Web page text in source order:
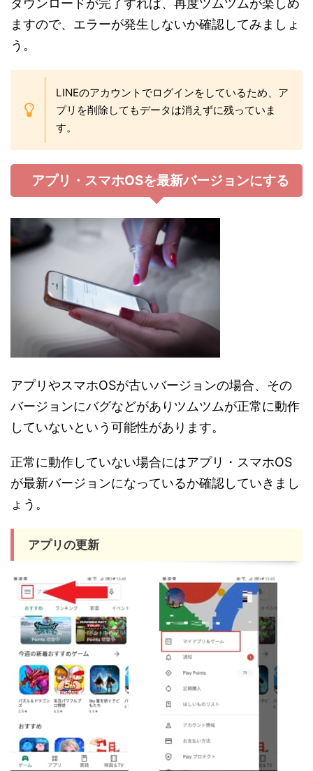
ダウンロードが完了すれば、再度ツムツムが楽しめ
ますので、エラーが発生しないか確認してみましょ
う。
LINEのアカウントでログインをしているため、ア
プリを削除してもデータは消えずに残っていま
す。
アプリ・スマホOSを最新バージョンにする
アプリやスマホOSが古いバージョンの場合、その
バージョンにバグなどがありツムツムが正常に動作
していないという可能性があります。
正常に動作していない場合にはアプリ・スマホOS
が最新バージョンになっているか確認していきまし
ょう。
アプリの更新